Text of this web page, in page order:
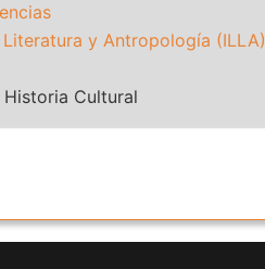
y Antropología (ILLA)
Cultural